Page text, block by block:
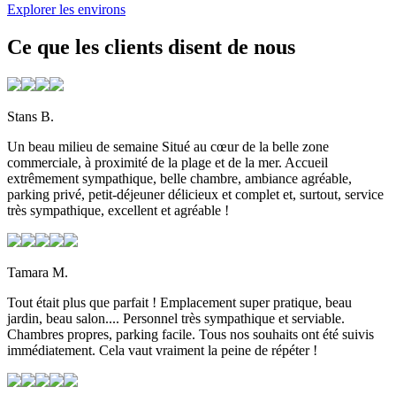
Explorer les environs
Ce que les clients disent de nous
Stans B.
Un beau milieu de semaine Situé au cœur de la belle zone
commerciale, à proximité de la plage et de la mer. Accueil
extrêmement sympathique, belle chambre, ambiance agréable,
parking privé, petit-déjeuner délicieux et complet et, surtout, service
très sympathique, excellent et agréable !
Tamara M.
Tout était plus que parfait ! Emplacement super pratique, beau
jardin, beau salon.... Personnel très sympathique et serviable.
Chambres propres, parking facile. Tous nos souhaits ont été suivis
immédiatement. Cela vaut vraiment la peine de répéter !